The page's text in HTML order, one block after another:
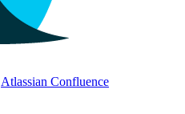
Atlassian Confluence